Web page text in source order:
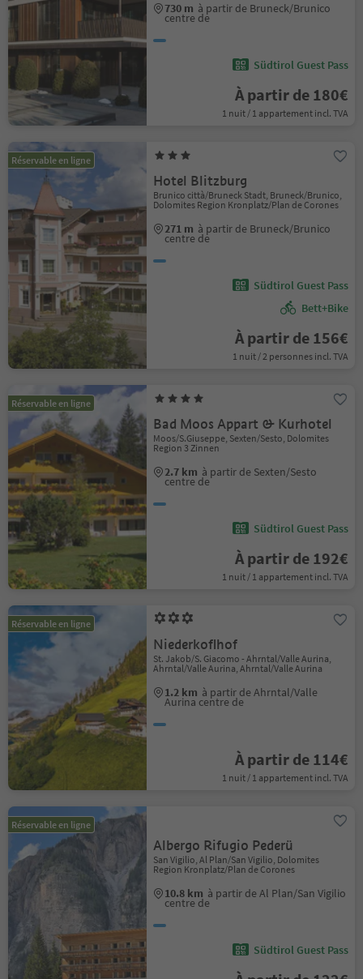
730 m à partir de Bruneck/Brunico
centre de
Südtirol Guest Pass
À partir de 180€
1 nuit / 1 appartement incl. TVA
Réservable en ligne
Hotel Blitzburg
Brunico città/Bruneck Stadt, Bruneck/Brunico,
Dolomites Region Kronplatz/Plan de Corones
271 m à partir de Bruneck/Brunico
centre de
Südtirol Guest Pass
Bett+Bike
À partir de 156€
1 nuit / 2 personnes incl. TVA
Réservable en ligne
Bad Moos Appart & Kurhotel
Moos/S.Giuseppe, Sexten/Sesto, Dolomites
Region 3 Zinnen
2.7 km à partir de Sexten/Sesto
centre de
Südtirol Guest Pass
À partir de 192€
1 nuit / 1 appartement incl. TVA
Réservable en ligne
Niederkoflhof
St. Jakob/S. Giacomo - Ahrntal/Valle Aurina,
Ahrntal/Valle Aurina, Ahrntal/Valle Aurina
1.2 km à partir de Ahrntal/Valle
Aurina centre de
À partir de 114€
1 nuit / 1 appartement incl. TVA
Réservable en ligne
Albergo Rifugio Pederü
San Vigilio, Al Plan/San Vigilio, Dolomites
Region Kronplatz/Plan de Corones
10.8 km à partir de Al Plan/San Vigilio
centre de
Südtirol Guest Pass